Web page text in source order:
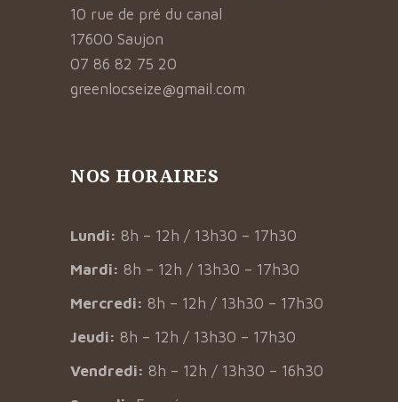
10 rue de pré du canal
17600 Saujon
07 86 82 75 20
greenlocseize@gmail.com
NOS HORAIRES
Lundi: 8h – 12h / 13h30 – 17h30
Mardi: 8h – 12h / 13h30 – 17h30
Mercredi: 8h – 12h / 13h30 – 17h30
Jeudi: 8h – 12h / 13h30 – 17h30
Vendredi: 8h – 12h / 13h30 – 16h30